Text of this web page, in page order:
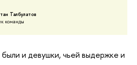
Талбулатов
команды
и девушки, чьей выдержке и